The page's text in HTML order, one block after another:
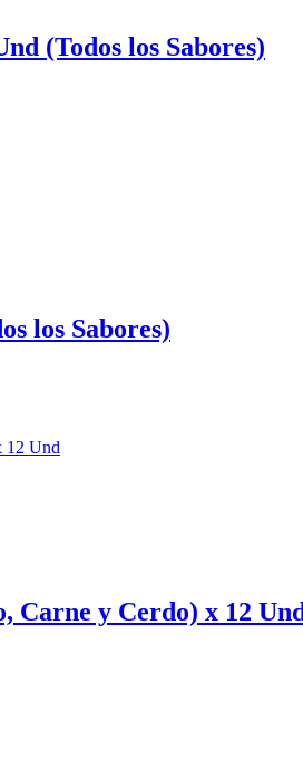
(Todos los Sabores)
los Sabores)
Carne y Cerdo) x 12 Und